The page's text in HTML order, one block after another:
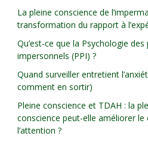
La pleine conscience de
transformation du rapport à
Qu’est-ce que la Psychologie des
impersonnels (PPI) ?
Quand surveiller entretient
comment en sortir)
Pleine conscience et TDAH : la
conscience peut-elle améliorer le
l’attention ?